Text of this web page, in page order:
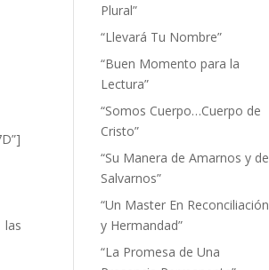
Plural”
“Llevará Tu Nombre”
“Buen Momento para la
Lectura”
“Somos Cuerpo…Cuerpo de
Cristo”
“Su Manera de Amarnos y de
Salvarnos”
“Un Master En Reconciliación
y Hermandad”
“La Promesa de Una